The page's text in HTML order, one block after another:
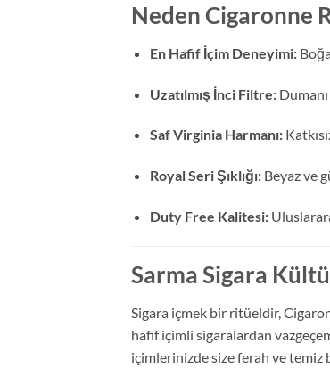
Neden Cigaronne
En Hafif İçim Deneyimi:
Uzatılmış İnci Filtre:
Saf Virginia Harmanı:
Royal Seri Şıklığı:Beyaz ve
Duty Free Kalitesi:
Sarma Sigara
Sigara içmek bir ritüeldir,
hafif içimli sigaralardan
içimlerinizde size ferah ve temiz